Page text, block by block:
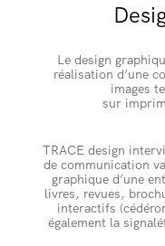
Le design
réalisation d’une
images
sur
TRACE design
de communication
graphique d’une
livres, revues,
interactifs
également la